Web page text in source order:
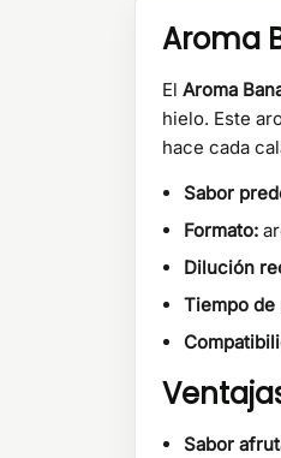
Aroma
El Aroma
hielo. Este
hace cada
Sabor
Formato:
Dilución
Tiempo de
Sabor